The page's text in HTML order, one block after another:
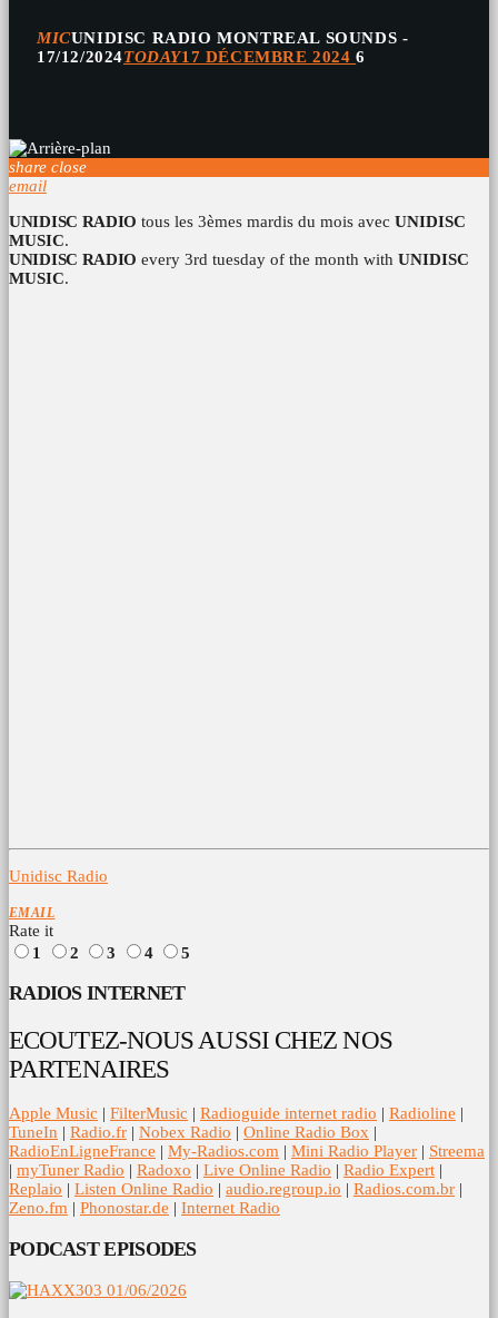
MICUNIDISC RADIO MONTREAL SOUNDS -
17/12/2024TODAY17 DÉCEMBRE 20246
share close
email
UNIDISC RADIO tous les 3èmes mardis du mois avecUNIDISC
MUSIC.
UNIDISC RADIO every 3rd tuesday of the month withUNIDISC
MUSIC.
Unidisc Radio
EMAIL
Rate it
1
2 3 4 5
RADIOS INTERNET
ECOUTEZ-NOUS AUSSI CHEZ NOS
PARTENAIRES
Apple Music | FilterMusic | Radioguide internet radio | Radioline |
TuneIn | Radio.fr | Nobex Radio | Online Radio Box |
RadioEnLigneFrance | My-Radios.com | Mini Radio Player | Streema
| myTuner Radio | Radoxo | Live Online Radio | Radio Expert |
Replaio | Listen Online Radio | audio.regroup.io | Radios.com.br |
Zeno.fm | Phonostar.de | Internet Radio
PODCAST EPISODES